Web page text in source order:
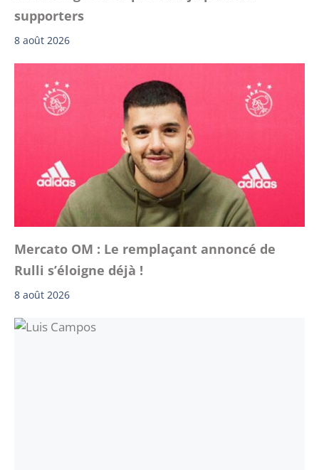
supporters
8 août 2026
Mercato OM : Le remplaçant annoncé de
Rulli s’éloigne déjà !
8 août 2026